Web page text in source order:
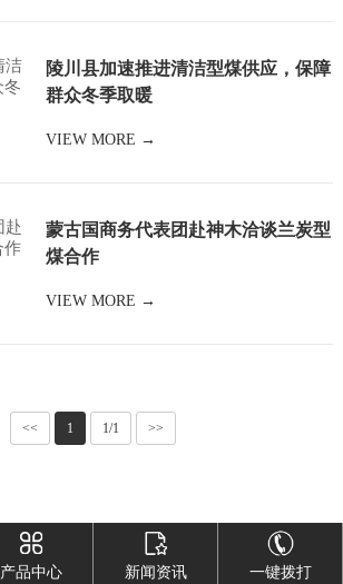
陵川县加速推进清洁型煤供应，保障
群众冬季取暖
VIEW MORE →
蒙古国商务代表团赴神木洽谈兰炭型
煤合作
VIEW MORE →
<< 1 1/1 >>
产品中心 新闻资讯 一键拨打